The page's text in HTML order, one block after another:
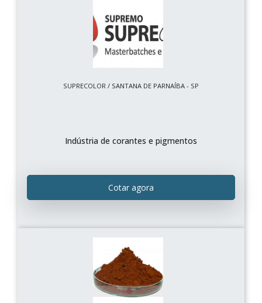
SUPRECOLOR / SANTANA DE PARNAÍBA - SP
Indústria de corantes e pigmentos
Cotar agora